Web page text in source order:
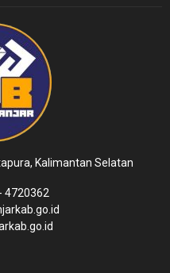
Kalimantan Selatan
4720362